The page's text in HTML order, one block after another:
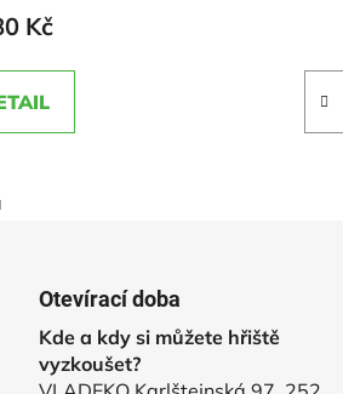
produktu
5,0
z
Kč
Otevírací doba
Kde a kdy si můžete hřiště
vyzkoušet?